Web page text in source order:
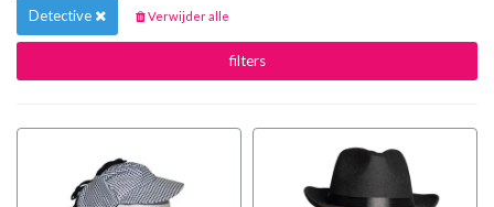
Detective Verwijder alle
filters